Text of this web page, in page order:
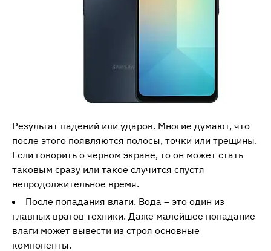
Результат падений или ударов. Многие думают, что
после этого появляются полосы, точки или трещины.
Если говорить о черном экране, то он может стать
таковым сразу или такое случится спустя
непродолжительное время.
После попадания влаги. Вода – это один из
главных врагов техники. Даже малейшее попадание
влаги может вывести из строя основные
компоненты.